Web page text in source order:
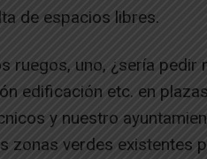
de espacios libres.
ruegos, uno, ¿sería
edificación etc. en
y nuestro
zonas verdes existentes